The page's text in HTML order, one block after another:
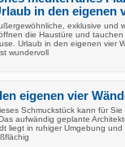
in den eigenen
exklusive und
die Haustüre und
Urlaub in den eigenen vier
wundervoll
eigenen vier
Schmuckstück kann für
aufwändig geplante
liegt in ruhiger Umgebung